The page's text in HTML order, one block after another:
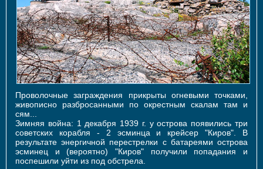
Проволочные заграждения прикрыты огневыми точками,
живописно разбросанными по окрестным скалам там и
сям...
Зимняя война: 1 декабря 1939 г. у острова появились три
советских корабля - 2 эсминца и крейсер "Киров". В
результате энергичной перестрелки с батареями острова
эсминец и (вероятно) "Киров" получили попадания и
поспешили уйти из под обстрела.